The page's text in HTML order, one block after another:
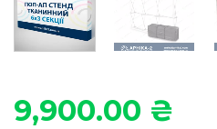
9,900.00 ₴